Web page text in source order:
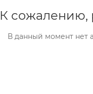
К сожалению,
В данный момент нет